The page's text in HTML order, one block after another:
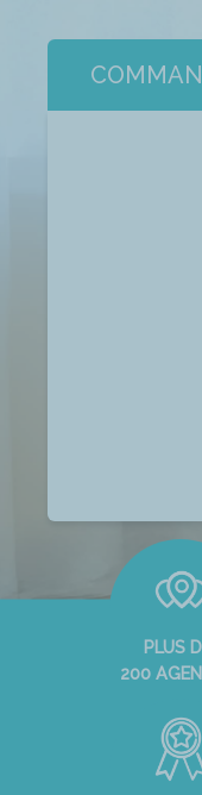
PLUS
200